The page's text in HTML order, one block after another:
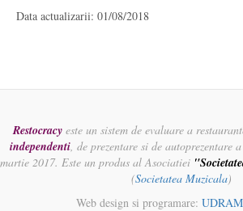
Data actualizarii: 01/08/2018
Restocracy este un sistem de evaluare a
independenti, de prezentare si de autoprezentare
martie 2017. Este un produs al Asociatiei
(Societatea Muzicala)
Web design si programare: